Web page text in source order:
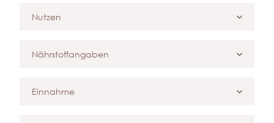
Nutzen
Nährstoffangaben
Einnahme